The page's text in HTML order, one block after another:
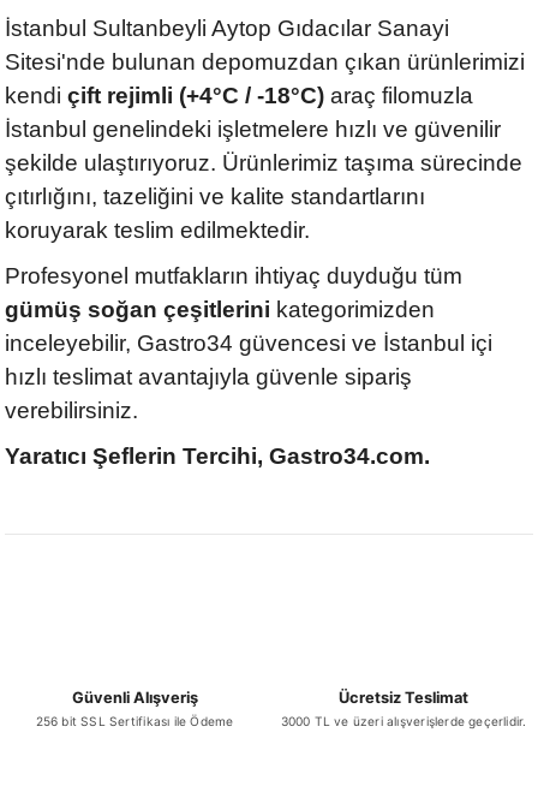
İstanbul Sultanbeyli Aytop Gıdacılar Sanayi
Sitesi'nde bulunan depomuzdan çıkan ürünlerimizi
kendi çift rejimli (+4°C / -18°C) araç filomuzla
İstanbul genelindeki işletmelere hızlı ve güvenilir
şekilde ulaştırıyoruz. Ürünlerimiz taşıma sürecinde
çıtırlığını, tazeliğini ve kalite standartlarını
koruyarak teslim edilmektedir.
Profesyonel mutfakların ihtiyaç duyduğu tüm
gümüş soğan çeşitlerini kategorimizden
inceleyebilir, Gastro34 güvencesi ve İstanbul içi
hızlı teslimat avantajıyla güvenle sipariş
verebilirsiniz.
Yaratıcı Şeflerin Tercihi, Gastro34.com.
Güvenli Alışveriş
256 bit SSL Sertifikası ile Ödeme
Ücretsiz Teslimat
3000 TL ve üzeri alışverişlerde geçerlidir.